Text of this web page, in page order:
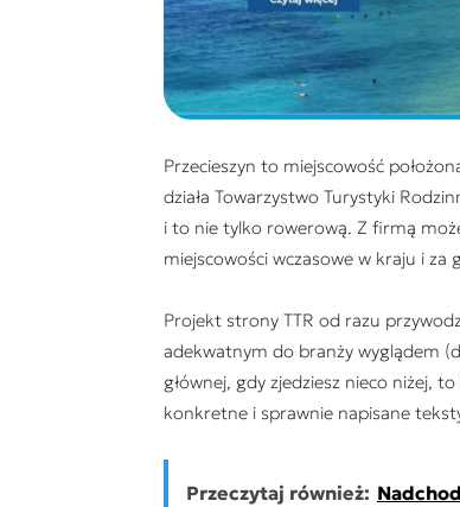
Przecieszyn to miejscowość
działa Towarzystwo Turystyki
i to nie tylko rowerową. Z firmą
miejscowości wczasowe w kraju i za
Projekt strony TTR od razu
adekwatnym do branży wyglądem
głównej, gdy zjedziesz nieco niżej,
konkretne i sprawnie napisane
Przeczytaj również: